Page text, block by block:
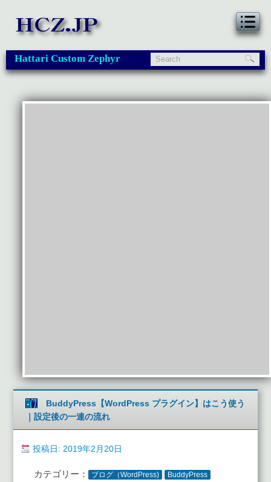
Hattari Custom Zephyr
BuddyPress【WordPress プラグイン】はこう使う
｜設定後の一連の流れ
投稿日: 2019年2月20日
カテゴリー： ブログ（WordPress) BuddyPress